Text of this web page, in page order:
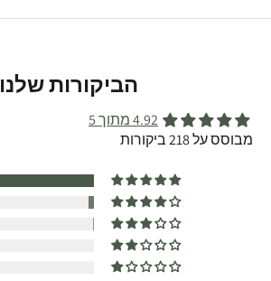
הביקורות שלנו
4.92 מתוך 5
מבוסס על 218 ביקורות